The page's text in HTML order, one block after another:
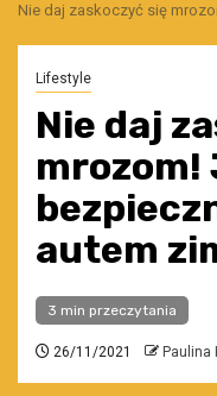
Nie daj zaskoczyć się
Lifestyle
Nie daj
mrozom!
autem
3 min przeczytania
26/11/2021 Paulina